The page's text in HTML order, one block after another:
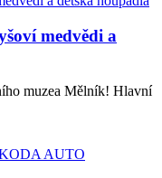
medvědi a
muzea Mělník! Hlavní